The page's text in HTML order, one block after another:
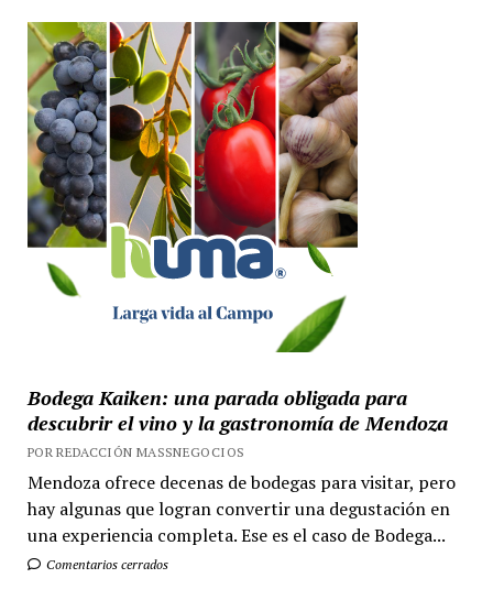
Bodega Kaiken: una parada obligada para
descubrir el vino y la gastronomía de Mendoza
POR REDACCIÓN MASSNEGOCIOS
Mendoza ofrece decenas de bodegas para visitar, pero
hay algunas que logran convertir una degustación en
una experiencia completa. Ese es el caso de Bodega...
Comentarios cerrados